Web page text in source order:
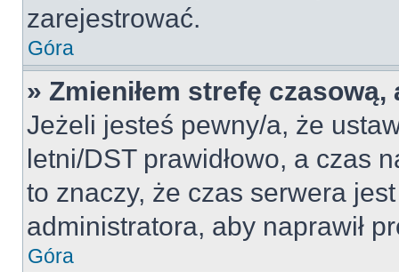
zarejestrować.
Góra
» Zmieniłem strefę
Jeżeli jesteś pewny/a, że
letni/DST prawidłowo, a czas
to znaczy, że czas serwera
administratora, aby naprawił
Góra